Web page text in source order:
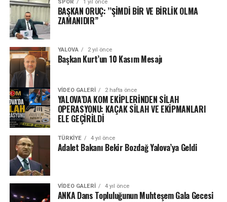
SPOR 1 yıl önce
BAŞKAN ORUÇ: ’’ŞİMDİ BİR VE BİRLİK OLMA
ZAMANIDIR’’
YALOVA 2 yıl önce
Başkan Kurt’un 10 Kasım Mesajı
VIDEO GALERI 2 hafta önce
YALOVA’DA KOM EKİPLERİNDEN SİLAH
OPERASYONU: KAÇAK SİLAH VE EKİPMANLARI
ELE GEÇİRİLDİ
TÜRKIYE 4 yıl önce
Adalet Bakanı Bekir Bozdağ Yalova’ya Geldi
VIDEO GALERI 4 yıl önce
ANKA Dans Topluluğunun Muhteşem Gala Gecesi